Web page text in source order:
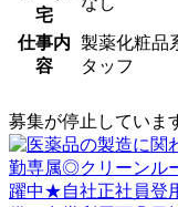
宅
仕事内
容
製薬化粧品
タッフ
募集が停止していま